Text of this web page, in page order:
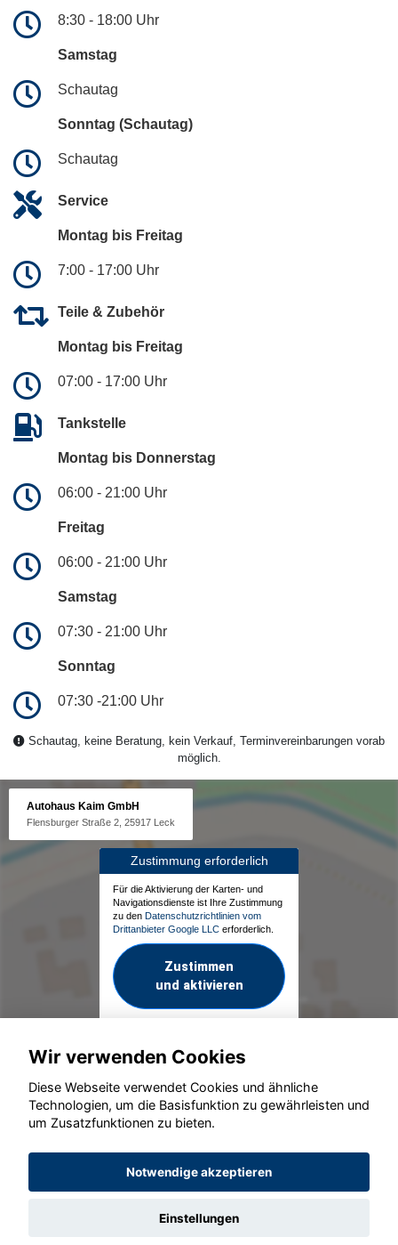
8:30 - 18:00 Uhr
Samstag
Schautag
Sonntag (Schautag)
Schautag
Service
Montag bis Freitag
7:00 - 17:00 Uhr
Teile & Zubehör
Montag bis Freitag
07:00 - 17:00 Uhr
Tankstelle
Montag bis Donnerstag
06:00 - 21:00 Uhr
Freitag
06:00 - 21:00 Uhr
Samstag
07:30 - 21:00 Uhr
Sonntag
07:30 -21:00 Uhr
Schautag, keine Beratung, kein Verkauf, Terminvereinbarungen vorab
möglich.
Autohaus Kaim GmbH
Flensburger Straße 2, 25917 Leck
Zustimmung erforderlich
Für die Aktivierung der Karten- und
Navigationsdienste ist Ihre Zustimmung
zu den Datenschutzrichtlinien vom
Drittanbieter Google LLC erforderlich.
Zustimmen
und aktivieren
© konjunkturmotor.de GmbH 2020 - 2026
Wir verwenden Cookies
Diese Webseite verwendet Cookies und ähnliche
Technologien, um die Basisfunktion zu gewährleisten und
um Zusatzfunktionen zu bieten.
Notwendige akzeptieren
Einstellungen